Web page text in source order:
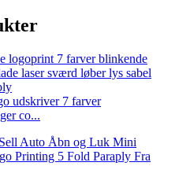
udskriver 7 farver
co...